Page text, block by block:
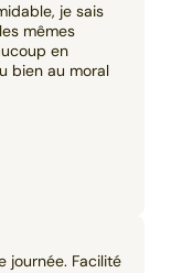
je sais
mêmes
en
bien au moral
journée. Facilité